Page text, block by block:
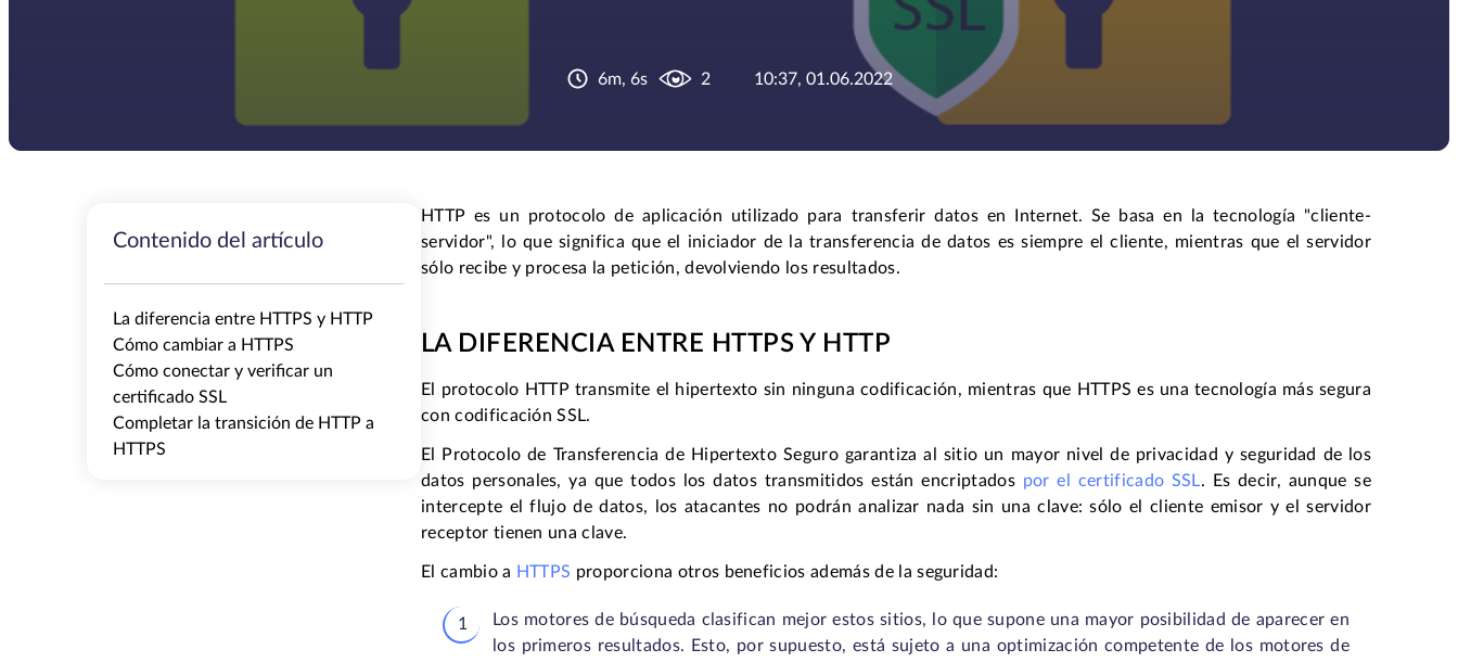
6m, 6s 2 10:37, 01.06.2022
Contenido del artículo
La diferencia entre HTTPS y HTTP
Cómo cambiar a HTTPS
Cómo conectar y verificar un
certificado SSL
Completar la transición de HTTP a
HTTPS
HTTP es un protocolo de aplicación utilizado para transferir datos en Internet. Se basa en la tecnología "cliente-
servidor", lo que significa que el iniciador de la transferencia de datos es siempre el cliente, mientras que el servidor
sólo recibe y procesa la petición, devolviendo los resultados.
LA DIFERENCIA ENTRE HTTPS Y HTTP
El protocolo HTTP transmite el hipertexto sin ninguna codificación, mientras que HTTPS es una tecnología más segura
con codificación SSL.
El Protocolo de Transferencia de Hipertexto Seguro garantiza al sitio un mayor nivel de privacidad y seguridad de los
datos personales, ya que todos los datos transmitidos están encriptados por el certificado SSL. Es decir, aunque se
intercepte el flujo de datos, los atacantes no podrán analizar nada sin una clave: sólo el cliente emisor y el servidor
receptor tienen una clave.
El cambio a HTTPS proporciona otros beneficios además de la seguridad:
Los motores de búsqueda clasifican mejor estos sitios, lo que supone una mayor posibilidad de aparecer en
los primeros resultados. Esto, por supuesto, está sujeto a una optimización competente de los motores de